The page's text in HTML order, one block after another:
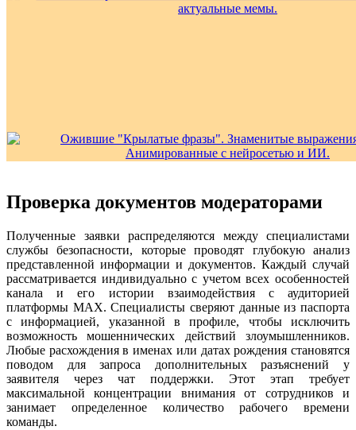
Проверка документов модераторами
Полученные заявки распределяются между специалистами
службы безопасности, которые проводят глубокую анализ
представленной информации и документов. Каждый случай
рассматривается индивидуально с учетом всех особенностей
канала и его истории взаимодействия с аудиторией
платформы MAX. Специалисты сверяют данные из паспорта
с информацией, указанной в профиле, чтобы исключить
возможность мошеннических действий злоумышленников.
Любые расхождения в именах или датах рождения становятся
поводом для запроса дополнительных разъяснений у
заявителя через чат поддержки. Этот этап требует
максимальной концентрации внимания от сотрудников и
занимает определенное количество рабочего времени
команды.